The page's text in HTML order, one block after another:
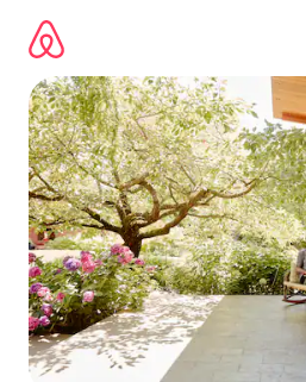
innehåll